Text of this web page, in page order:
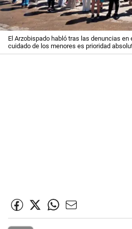
El Arzobispado habló tras las denuncias en
cuidado de los menores es prioridad